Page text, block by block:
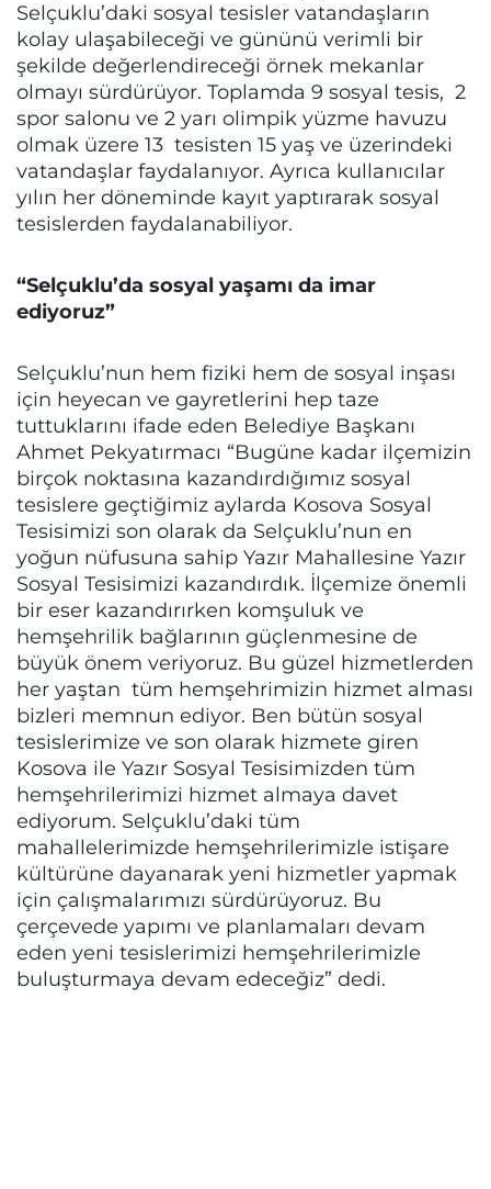
Selçuklu’daki sosyal tesisler vatandaşların
kolay ulaşabileceği ve gününü verimli bir
şekilde değerlendireceği örnek mekanlar
olmayı sürdürüyor. Toplamda 9 sosyal tesis, 2
spor salonu ve 2 yarı olimpik yüzme havuzu
olmak üzere 13 tesisten 15 yaş ve üzerindeki
vatandaşlar faydalanıyor. Ayrıca kullanıcılar
yılın her döneminde kayıt yaptırarak sosyal
tesislerden faydalanabiliyor.
“Selçuklu’da sosyal yaşamı da imar
ediyoruz”
Selçuklu’nun hem fiziki hem de sosyal inşası
için heyecan ve gayretlerini hep taze
tuttuklarını ifade eden Belediye Başkanı
Ahmet Pekyatırmacı “Bugüne kadar ilçemizin
birçok noktasına kazandırdığımız sosyal
tesislere geçtiğimiz aylarda Kosova Sosyal
Tesisimizi son olarak da Selçuklu’nun en
yoğun nüfusuna sahip Yazır Mahallesine Yazır
Sosyal Tesisimizi kazandırdık. İlçemize önemli
bir eser kazandırırken komşuluk ve
hemşehrilik bağlarının güçlenmesine de
büyük önem veriyoruz. Bu güzel hizmetlerden
her yaştan tüm hemşehrimizin hizmet alması
bizleri memnun ediyor. Ben bütün sosyal
tesislerimize ve son olarak hizmete giren
Kosova ile Yazır Sosyal Tesisimizden tüm
hemşehrilerimizi hizmet almaya davet
ediyorum. Selçuklu’daki tüm
mahallelerimizde hemşehrilerimizle istişare
kültürüne dayanarak yeni hizmetler yapmak
için çalışmalarımızı sürdürüyoruz. Bu
çerçevede yapımı ve planlamaları devam
eden yeni tesislerimizi hemşehrilerimizle
buluşturmaya devam edeceğiz” dedi.